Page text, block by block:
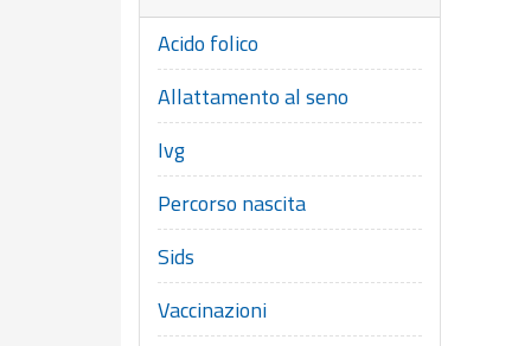
Acido folico
Allattamento al seno
Ivg
Percorso nascita
Sids
Vaccinazioni